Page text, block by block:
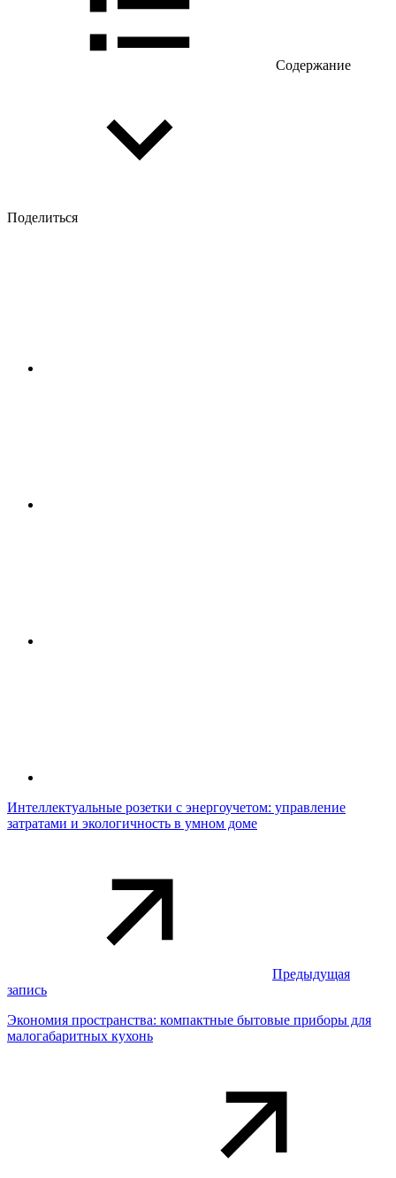
Содержание
Поделиться
Интеллектуальные розетки с энергоучетом: управление
затратами и экологичность в умном доме
Предыдущая
запись
Экономия пространства: компактные бытовые приборы для
малогабаритных кухонь